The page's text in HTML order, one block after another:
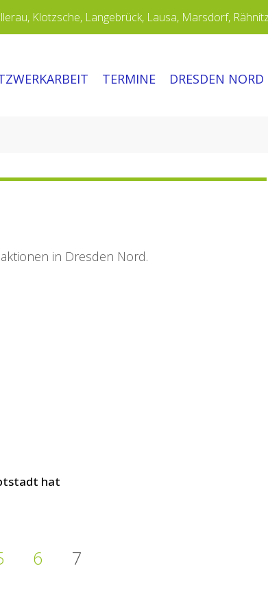
Klotzsche, Langebrück, Lausa, Marsdorf,
TERMINE DRESDEN NORD
in Dresden Nord.
hat
6 7